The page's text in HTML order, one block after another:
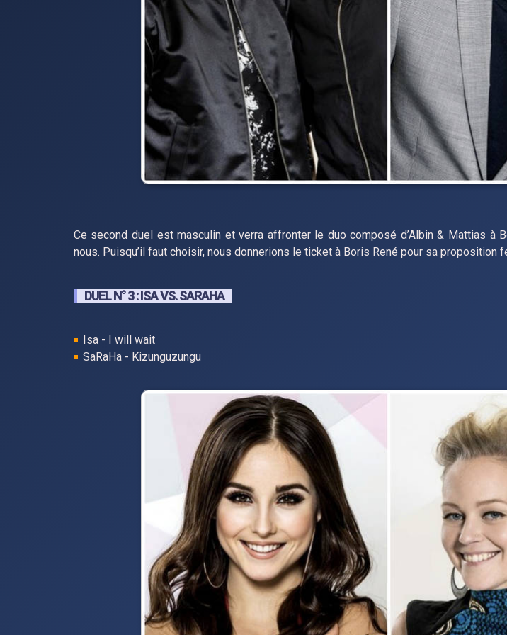
Ce second duel est masculin et verra affronter le duo composé d’Albin & Mattias à
nous. Puisqu’il faut choisir, nous donnerions le ticket à Boris René pour sa proposition
DUEL N° 3 : ISA VS. SARAHA
Isa - I will wait
SaRaHa - Kizunguzungu